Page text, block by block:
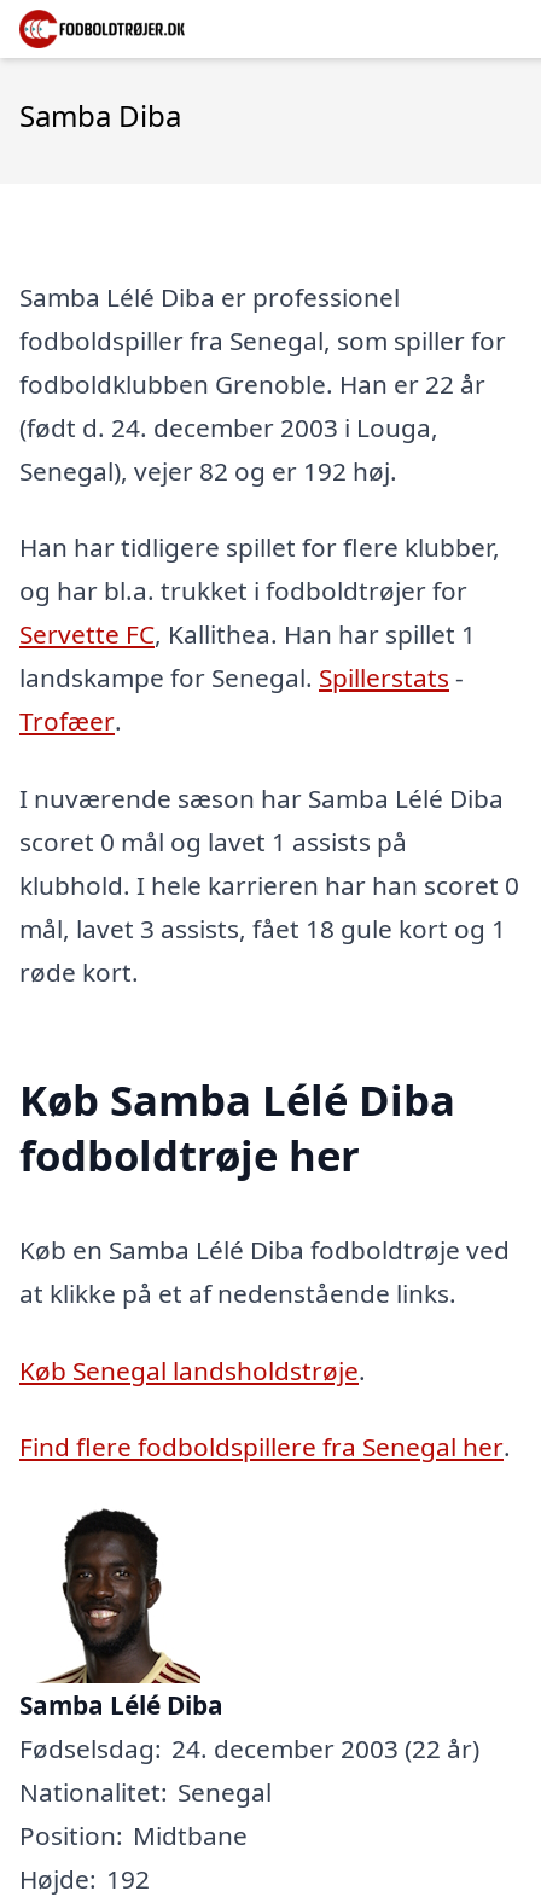
Samba Diba
Samba Lélé Diba er professionel
fodboldspiller fra Senegal, som spiller for
fodboldklubben Grenoble. Han er 22 år
(født d. 24. december 2003 i Louga,
Senegal), vejer 82 og er 192 høj.
Han har tidligere spillet for flere klubber,
og har bl.a. trukket i fodboldtrøjer for
Servette FC, Kallithea. Han har spillet 1
landskampe for Senegal. Spillerstats -
Trofæer.
I nuværende sæson har Samba Lélé Diba
scoret 0 mål og lavet 1 assists på
klubhold. I hele karrieren har han scoret 0
mål, lavet 3 assists, fået 18 gule kort og 1
røde kort.
Køb Samba Lélé Diba
fodboldtrøje her
Køb en Samba Lélé Diba fodboldtrøje ved
at klikke på et af nedenstående links.
Køb Senegal landsholdstrøje.
Find flere fodboldspillere fra Senegal her.
Samba Lélé Diba
Fødselsdag: 24. december 2003 (22 år)
Nationalitet: Senegal
Position: Midtbane
Højde: 192